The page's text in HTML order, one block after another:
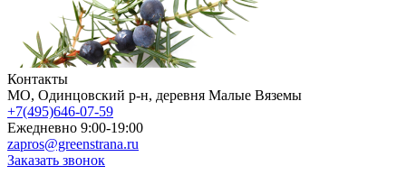
Контакты
МO, Одинцовский р-н, деревня Малые Вяземы
+7(495)646-07-59
Ежедневно 9:00-19:00
zapros@greenstrana.ru
Заказать звонок